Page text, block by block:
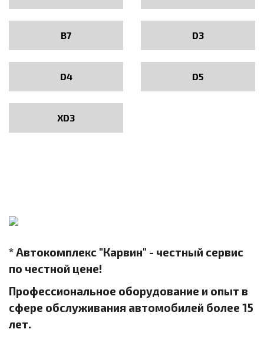
B7 D3
D4 D5
XD3
* Автокомплекс "Карвин" - честный сервис
по честной цене!
Профессиональное оборудование и опыт в
сфере обслуживания автомобилей более 15
лет.